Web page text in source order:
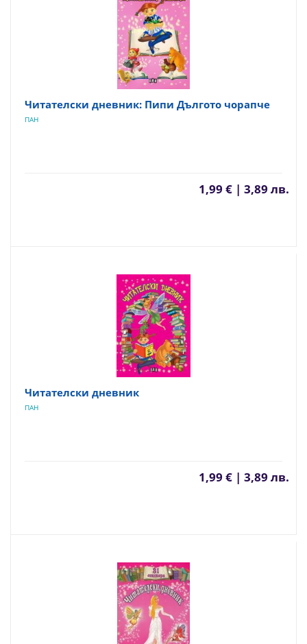
Читателски дневник: Пипи Дългото чорапче
ПАН
1,99 € | 3,89 лв.
Читателски дневник
ПАН
1,99 € | 3,89 лв.